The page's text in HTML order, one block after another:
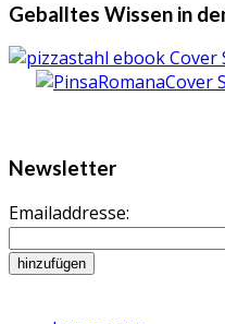
Geballtes Wissen in
Newsletter
Emailaddresse: